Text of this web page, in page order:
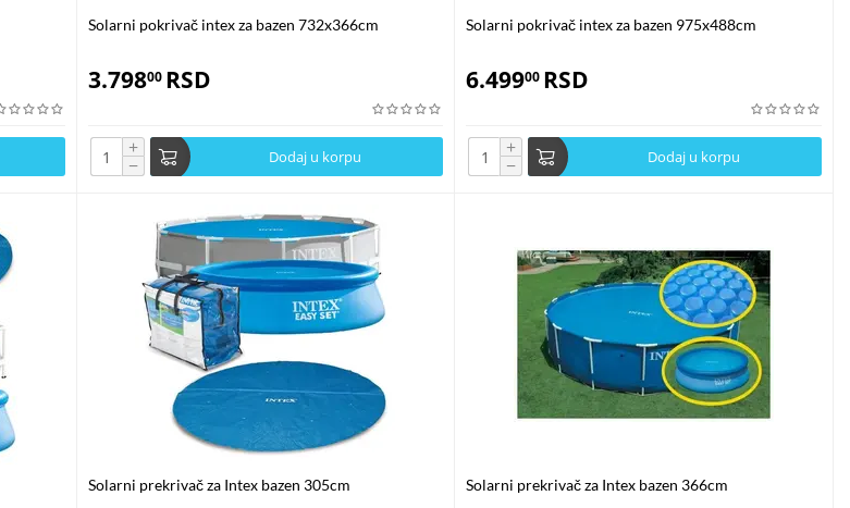
Solarni pokrivač intex za bazen 732x366cm
3.79800 RSD
+
− Dodaj u korpu
Solarni pokrivač intex za bazen 975x488cm
6.49900 RSD
+
− Dodaj u korpu
Solarni prekrivač za Intex bazen 305cm Solarni prekrivač za Intex bazen 366cm